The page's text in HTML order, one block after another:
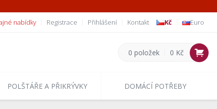
nabídky Registrace Přihlášení Kontakt Kč Euro
0 položek 0 Kč
POLŠTÁŘE A PŘIKRÝVKY DOMÁCÍ POTŘEBY